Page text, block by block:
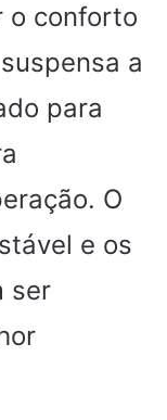
o conforto
a
para
O
e os
ser